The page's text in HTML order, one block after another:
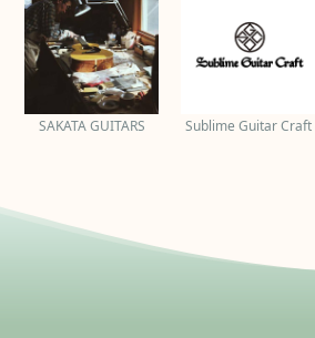
SAKATA GUITARS Sublime Guitar Craft